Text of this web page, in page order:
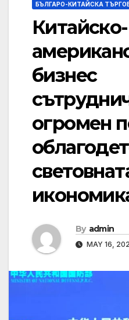
БЪЛГАРО-КИТАЙСКА
Китайско-
бизнес
огромен
By admin
MAY 16,